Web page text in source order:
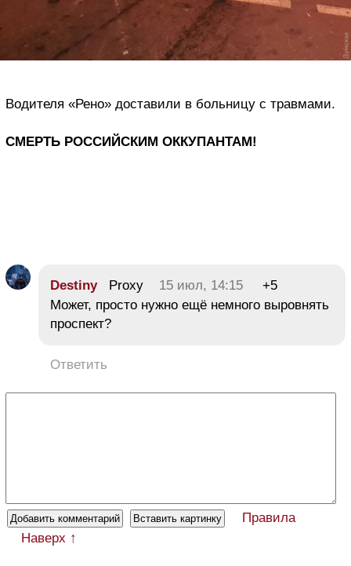
Водителя «Рено» доставили в больницу с травмами.
СМЕРТЬ РОССИЙСКИМ ОККУПАНТАМ!
DestinyProxy 15 июл, 14:15
+5
Может, просто нужно ещё немного выровнять
проспект?
Ответить
Правила
Наверх ↑